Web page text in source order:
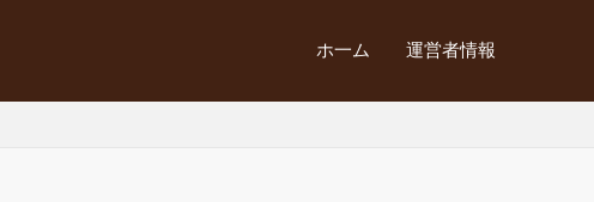
ホ一ム 運営者情報